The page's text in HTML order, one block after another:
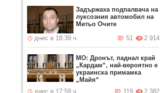
Задържаха подпалвача на
луксозния автомобил на
Митьо Очите
днес в 18:39 ч.
2 914
51
МО: Дронът, паднал край
„Кардам“, най-вероятно е
украинска примамка
„Майя“
днес в 17:59 ч.
2 382
119